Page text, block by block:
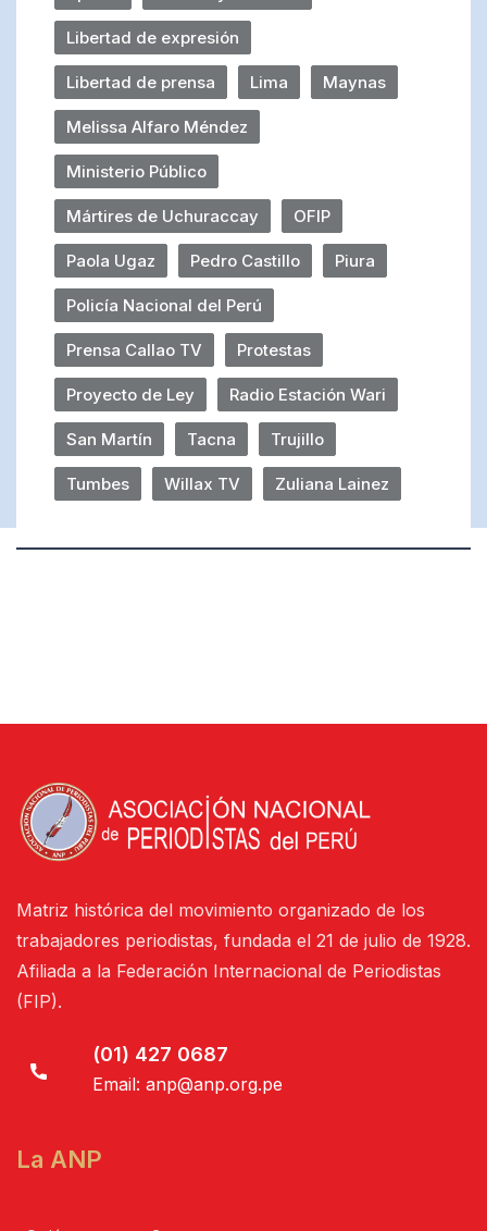
Libertad de expresión
Libertad de prensa Lima Maynas
Melissa Alfaro Méndez
Ministerio Público
Mártires de Uchuraccay OFIP
Paola Ugaz Pedro Castillo Piura
Policía Nacional del Perú
Prensa Callao TV Protestas
Proyecto de Ley Radio Estación Wari
San Martín Tacna Trujillo
Tumbes Willax TV Zuliana Lainez
Matriz histórica del movimiento organizado de los
trabajadores periodistas, fundada el 21 de julio de 1928.
Afiliada a la Federación Internacional de Periodistas
(FIP).
(01) 427 0687
Email: anp@anp.org.pe
La ANP